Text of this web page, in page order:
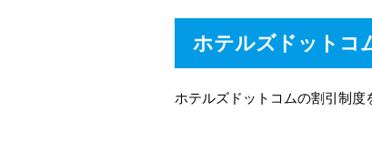
ホテルズドットコ
ホテルズドットコムの割引制度